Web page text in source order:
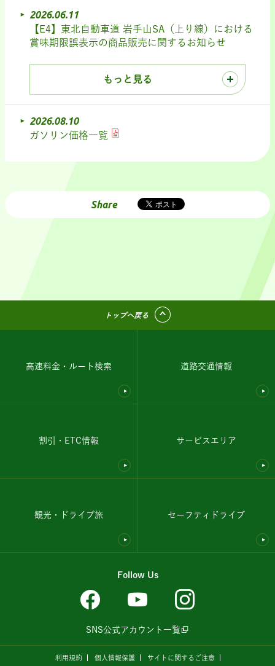
2026.06.11
【E4】東北自動車道 岩手山SA（上り線）における
賞味期限誤表示の商品販売に関するお知らせ
もっと見る
2026.08.10
ガソリン価格一覧
Share
トップへ戻る
高速料金・ルート検索 道路交通情報
割引・ETC情報 サービスエリア
観光・ドライブ旅 セーフティドライブ
Follow Us
SNS公式アカウント一覧
利用規約 個人情報保護 サイトに関するご注意